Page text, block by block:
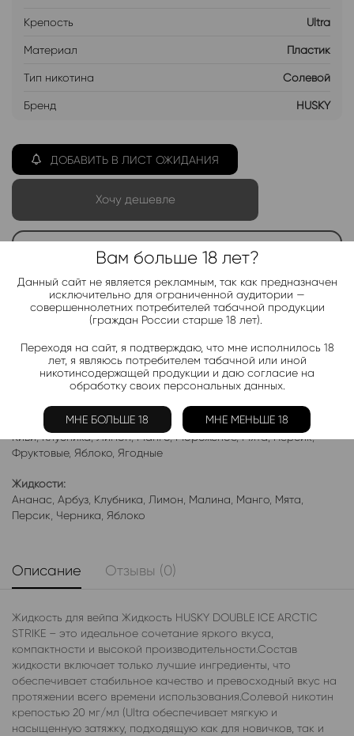
Крепость Ultra
Материал Пластик
Тип никотина Солевой
Бренд HUSKY
ДОБАВИТЬ В ЛИСТ ОЖИДАНИЯ
Хочу дешевле
Telegram-канал 2000+
Актуальные новинки и акции каждые день!
Подписаться
Добавить в избранное
Категории: Жидкость HUSKY DOUBLE ICE
Электронки:
Арбуз ,Бабл-Гам, Виноград,Вишня,Гранат
Киви,Клубника,Лимон,Манго,Мороженое,Мята,Персик,
Фруктовые, Яблоко Ягодные
Жидкости:
Ананас Арбуз Клубника Лимон Малина Манго Мята
Персик Черника Яблоко
Описание Отзывы (0)
Жидкость для вейпа Жидкость HUSKY DOUBLE ICE ARCTIC
STRIKE – это идеальное сочетание яркого вкуса,
компактности и высокой производительности.Состав
жидкости включает только лучшие ингредиенты, что
обеспечивает стабильное качество и превосходный вкус на
протяжении всего времени использования.Солевой никотин
крепостью 20 мг/мл (Ultra обеспечивает мягкую и
насыщенную затяжку, подходящую как для новичков, так и
Вам больше 18 лет?
Данный сайт не является рекламным, так как предназначен
исключительно для ограниченной аудитории —
совершеннолетних потребителей табачной продукции
(граждан России старше 18 лет).
Переходя на сайт, я подтверждаю, что мне исполнилось 18
лет, я являюсь потребителем табачной или иной
никотинсодержащей продукции и даю согласие на
обработку своих персональных данных.
МНЕ БОЛЬШЕ 18 МНЕ МЕНЬШЕ 18